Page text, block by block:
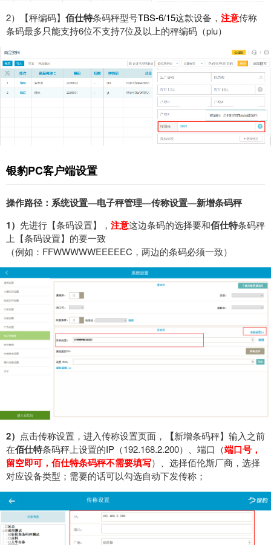
2）【秤编码】 佰仕特条码秤型号TBS-6/15这款设备， 注意传称
条码最多只能支持6位不支持7位及以上的秤编码（plu）
银豹PC客户端设置
操作路径：系统设置—电子秤管理—传称设置—新增条码秤
1） 先进行【条码设置】， 注意这边条码的选择要和佰仕特条码秤
上【条码设置】的要一致
（例如：FFWWWWWEEEEEC，两边的条码必须一致）
2） 点击传称设置，进入传称设置页面， 【新增条码秤】输入之前
在佰仕特条码秤上设置的IP（192.168.2.200）、端口（端口号，
留空即可，佰仕特条码秤不需要填写）、选择佰伦斯厂商，选择
对应设备类型；需要的话可以勾选自动下发传称；